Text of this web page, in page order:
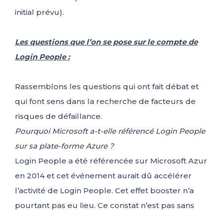
initial prévu).
Les questions que l’on se pose sur le compte de
Login People :
Rassemblons les questions qui ont fait débat et
qui font sens dans la recherche de facteurs de
risques de défaillance.
Pourquoi Microsoft a-t-elle référencé Login People
sur sa plate-forme Azure ?
Login People a été référencée sur Microsoft Azur
en 2014 et cet événement aurait dû accélérer
l’activité de Login People. Cet effet booster n’a
pourtant pas eu lieu. Ce constat n’est pas sans